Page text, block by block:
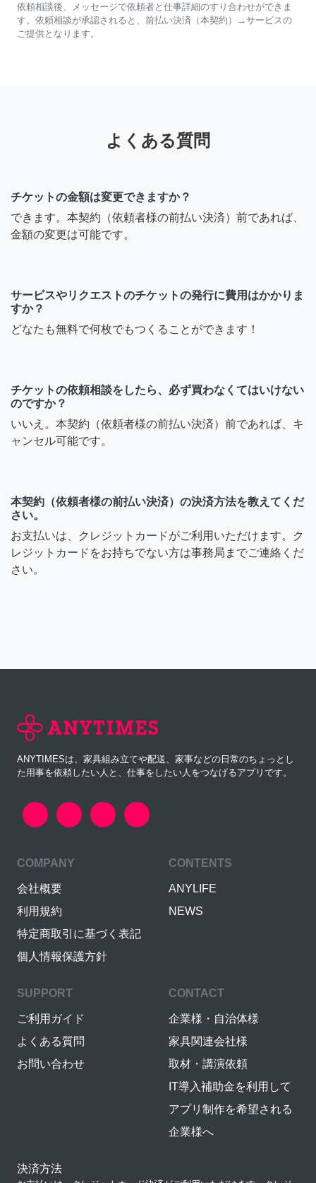
依頼相談後、メッセージで依頼者と仕事詳細のすり合わせができま
す。依頼相談が承認されると、前払い決済（本契約）→サービスの
ご提供となります。
よくある質問
チケットの金額は変更できますか？
できます。本契約（依頼者様の前払い決済）前であれば、
金額の変更は可能です。
サービスやリクエストのチケットの発行に費用はかかりま
すか？
どなたも無料で何枚でもつくることができます！
チケットの依頼相談をしたら、必ず買わなくてはいけない
のですか？
いいえ。本契約（依頼者様の前払い決済）前であれば、キ
ャンセル可能です。
本契約（依頼者様の前払い決済）の決済方法を教えてくだ
さい。
お支払いは、クレジットカードがご利用いただけます。ク
レジットカードをお持ちでない方は事務局までご連絡くだ
さい。
ANYTIMESは、家具組み立てや配送、家事などの日常のちょっとし
た用事を依頼したい人と、仕事をしたい人をつなげるアプリです。
COMPANY
会社概要
利用規約
特定商取引に基づく表記
個人情報保護方針
CONTENTS
ANYLIFE
NEWS
SUPPORT
ご利用ガイド
よくある質問
お問い合わせ
CONTACT
企業様・自治体様
家具関連会社様
取材・講演依頼
IT導入補助金を利用して
アプリ制作を希望される
企業様へ
決済方法